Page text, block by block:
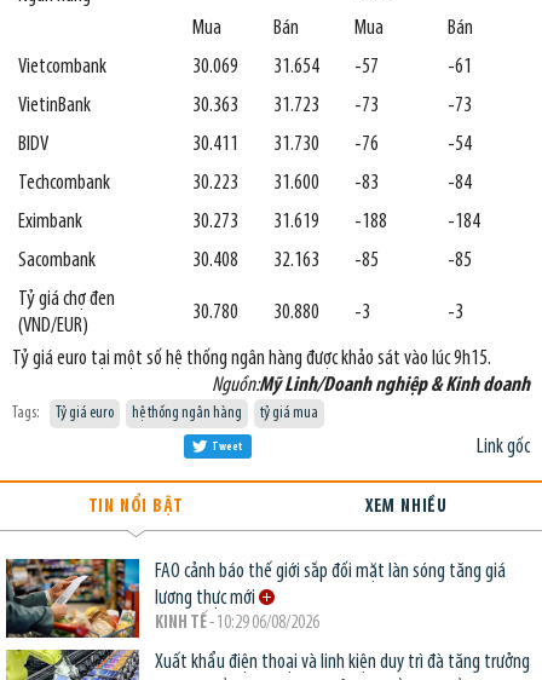
Mua
Bán Mua
Bán
Vietcombank
30.069 31.654 -57
-61
VietinBank
30.363 31.723 -73
-73
BIDV
30.411 31.730 -76
-54
Techcombank
30.223 31.600 -83
-84
Eximbank
30.273 31.619 -188
-184
Sacombank
30.408 32.163 -85
-85
Tỷ giá chợ đen
(VND/EUR)
30.780 30.880 -3 -3
Tỷ giá euro tại một số hệ thống ngân hàng được khảo sát vào lúc 9h15.
Nguồn:Mỹ Linh/Doanh nghiệp & Kinh doanh
Tags: Tỷ giá euro hệ thống ngân hàng tỷ giá mua
Link gốc
Tweet
TIN NỔI BẬT XEM NHIỀU
FAO cảnh báo thế giới sắp đối mặt làn sóng tăng giá
lương thực mới
KINH TẾ- 10:29 06/08/2026
Xuất khẩu điện thoại và linh kiện duy trì đà tăng trưởng